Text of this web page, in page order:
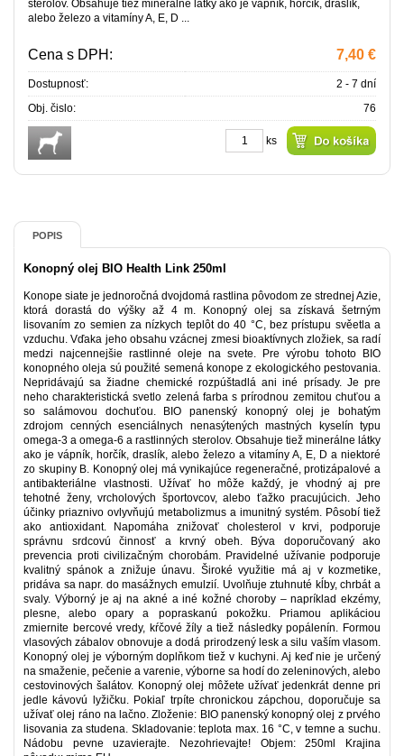
sterolov. Obsahuje tiež minerálne látky ako je vápník, horčík, draslík,
alebo železo a vitamíny A, E, D ...
Cena s DPH: 7,40 €
Dostupnosť:
2 - 7 dní
Obj. čislo:
76
ks
POPIS
Konopný olej BIO Health Link 250ml
Konope siate je jednoročná dvojdomá rastlina pôvodom ze strednej Azie,
ktorá dorastá do výšky až 4 m. Konopný olej sa získavá šetrným
lisovaním zo semien za nízkych teplôt do 40 °C, bez prístupu svěetla a
vzduchu. Vďaka jeho obsahu vzácnej zmesi bioaktívnych zložiek, sa radí
medzi najcennejšie rastlinné oleje na svete. Pre výrobu tohoto BIO
konopného oleja sú použité semená konope z ekologického pestovania.
Nepridávajú sa žiadne chemické rozpúštadlá ani iné prísady. Je pre
neho charakteristická svetlo zelená farba s prírodnou zemitou chuťou a
so salámovou dochuťou. BIO panenský konopný olej je bohatým
zdrojom cenných esenciálnych nenasýtených mastných kyselín typu
omega-3 a omega-6 a rastlinných sterolov. Obsahuje tiež minerálne látky
ako je vápník, horčík, draslík, alebo železo a vitamíny A, E, D a niektoré
zo skupiny B. Konopný olej má vynikajúce regeneračné, protizápalové a
antibakteriálne vlastnosti. Užívať ho môže každý, je vhodný aj pre
tehotné ženy, vrcholových športovcov, alebo ťažko pracujúcich. Jeho
účinky priaznivo ovlyvňujú metabolizmus a imunitný systém. Pôsobí tiež
ako antioxidant. Napomáha znižovať cholesterol v krvi, podporuje
správnu srdcovú činnosť a krvný obeh. Býva doporučovaný ako
prevencia proti civilizačným chorobám. Pravidelné užívanie podporuje
kvalitný spánok a znižuje únavu. Široké využitie má aj v kozmetike,
pridáva sa napr. do masážnych emulzií. Uvolňuje ztuhnuté kĺby, chrbát a
svaly. Výborný je aj na akné a iné kožné choroby – napríklad ekzémy,
plesne, alebo opary a popraskanú pokožku. Priamou aplikáciou
zmiernite bercové vredy, kŕčové žíly a tiež následky popálenín. Formou
vlasových zábalov obnovuje a dodá prirodzený lesk a silu vaším vlasom.
Konopný olej je výborným doplňkom tiež v kuchyni. Aj keď nie je určený
na smaženie, pečenie a varenie, výborne sa hodí do zeleninových, alebo
cestovinových šalátov. Konopný olej môžete užívať jedenkrát denne pri
jedle kávovú lyžičku. Pokiaľ trpíte chronickou zápchou, doporučuje sa
užívať olej ráno na lačno. Zloženie: BIO panenský konopný olej z prvého
lisovania za studena. Skladovanie: teplota max. 16 °C, v temne a suchu.
Nádobu pevne uzavierajte. Nezohrievajte! Objem: 250ml Krajina